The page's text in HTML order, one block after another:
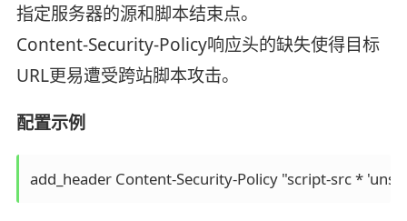
指定服务器的源和脚本结束点。
Content-Security-Policy响应头的缺失使得目标
URL更易遭受跨站脚本攻击。
配置示例
add_header Content-Security-Policy "script-src *